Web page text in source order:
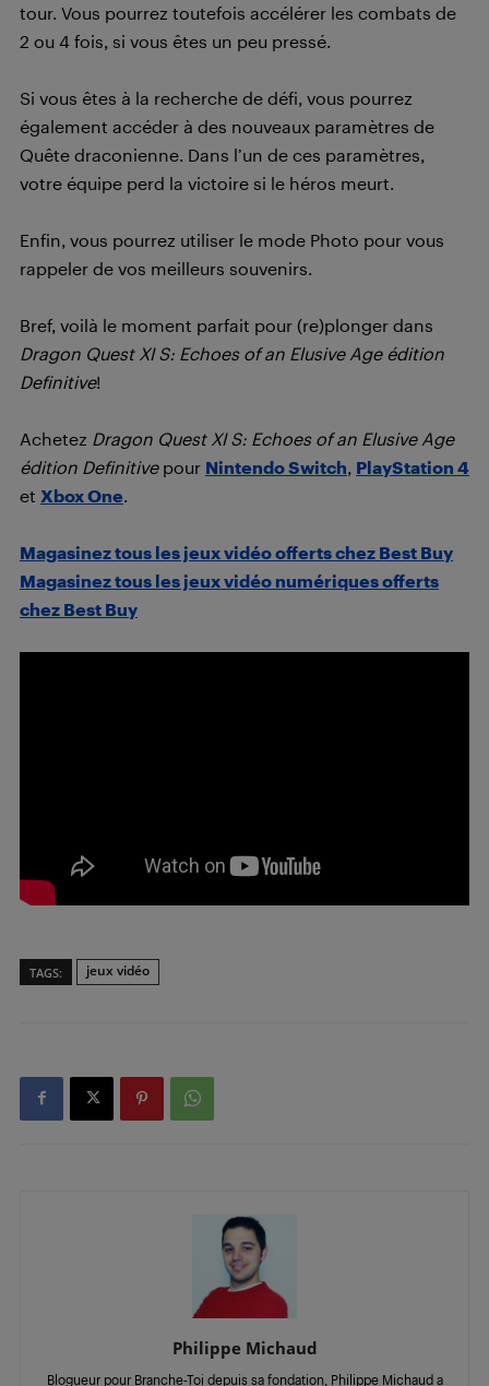
tour. Vous pourrez toutefois accélérer les combats de
2 ou 4 fois, si vous êtes un peu pressé.
Si vous êtes à la recherche de défi, vous pourrez
également accéder à des nouveaux paramètres de
Quête draconienne. Dans l’un de ces paramètres,
votre équipe perd la victoire si le héros meurt.
Enfin, vous pourrez utiliser le mode Photo pour vous
rappeler de vos meilleurs souvenirs.
Bref, voilà le moment parfait pour (re)plonger dans
Dragon Quest XI S: Echoes of an Elusive Age édition
Definitive!
Achetez Dragon Quest XI S: Echoes of an Elusive Age
édition Definitivepour Nintendo Switch, PlayStation 4
et Xbox One.
Magasinez tous les jeux vidéo offerts chez Best Buy
Magasinez tous les jeux vidéo numériques offerts
chez Best Buy
TAGS: jeux vidéo
Philippe Michaud
Blogueur pour Branche-Toi depuis sa fondation, Philippe Michaud a